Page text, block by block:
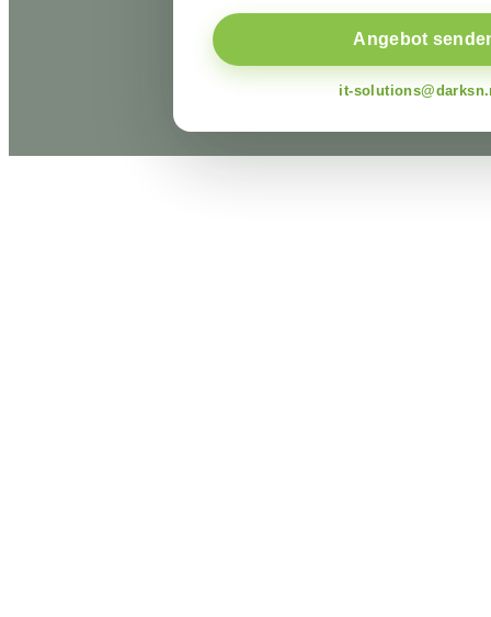
Angebot
it-